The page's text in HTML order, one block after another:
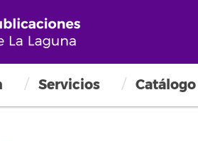
Servicios Catálogo